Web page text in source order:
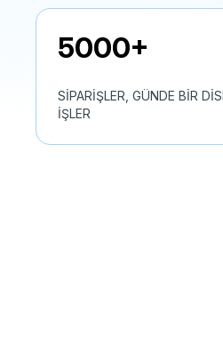
5000+
SİPARİŞLER, GÜNDE BİR
İŞLER